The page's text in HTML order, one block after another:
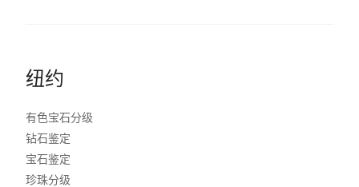
纽约
有色宝石分级
钻石鉴定
宝石鉴定
珍珠分级